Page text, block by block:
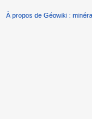
À propos de Géowiki :